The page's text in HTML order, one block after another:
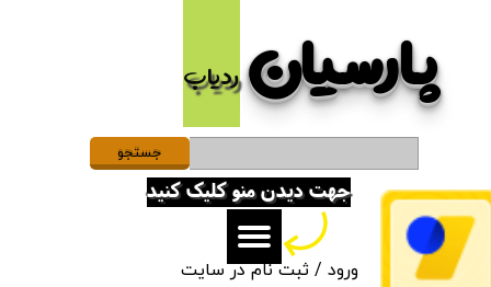
پارسیان​​​​​​​ردیاب
ورود /ثبت نام در سایت
حساب کاربری من
تغییر گذر واژه
سفارشات
خروج از حساب کاربریجهت دیدن منو کلیک کنید
جستجو